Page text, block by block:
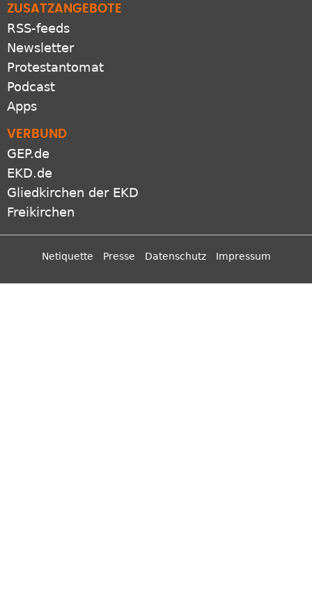
ZUSATZANGEBOTE
RSS-feeds
Newsletter
Protestantomat
Podcast
Apps
VERBUND
GEP.de
EKD.de
Gliedkirchen der EKD
Freikirchen
Netiquette Presse Datenschutz Impressum